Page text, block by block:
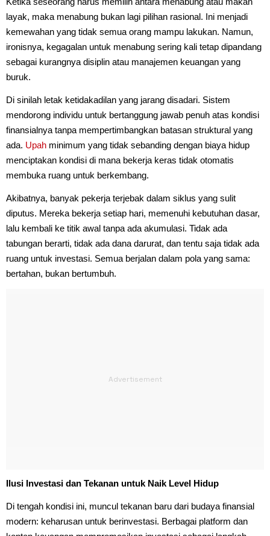
layak, maka menabung bukan lagi pilihan rasional. Ini menjadi
kemewahan yang tidak semua orang mampu lakukan. Namun,
ironisnya, kegagalan untuk menabung sering kali tetap dipandang
sebagai kurangnya disiplin atau manajemen keuangan yang
buruk.
Di sinilah letak ketidakadilan yang jarang disadari. Sistem
mendorong individu untuk bertanggung jawab penuh atas kondisi
finansialnya tanpa mempertimbangkan batasan struktural yang
ada. Upah minimum yang tidak sebanding dengan biaya hidup
menciptakan kondisi di mana bekerja keras tidak otomatis
membuka ruang untuk berkembang.
Akibatnya, banyak pekerja terjebak dalam siklus yang sulit
diputus. Mereka bekerja setiap hari, memenuhi kebutuhan dasar,
lalu kembali ke titik awal tanpa ada akumulasi. Tidak ada
tabungan berarti, tidak ada dana darurat, dan tentu saja tidak ada
ruang untuk investasi. Semua berjalan dalam pola yang sama:
bertahan, bukan bertumbuh.
Ilusi Investasi dan Tekanan untuk Naik Level Hidup
Di tengah kondisi ini, muncul tekanan baru dari budaya finansial
modern: keharusan untuk berinvestasi. Berbagai platform dan